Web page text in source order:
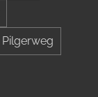
Pilgerweg